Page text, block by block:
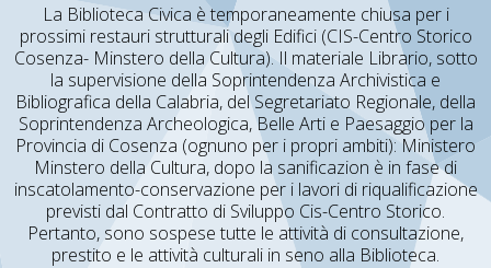
La Biblioteca Civica è temporaneamente chiusa per i
prossimi restauri strutturali degli Edifici (CIS-Centro Storico
Cosenza- Minstero della Cultura). Il materiale Librario, sotto
la supervisione della Soprintendenza Archivistica e
Bibliografica della Calabria, del Segretariato Regionale, della
Soprintendenza Archeologica, Belle Arti e Paesaggio per la
Provincia di Cosenza (ognuno per i propri ambiti): Ministero
Minstero della Cultura, dopo la sanificazion è in fase di
inscatolamento-conservazione per i lavori di riqualificazione
previsti dal Contratto di Sviluppo Cis-Centro Storico.
Pertanto, sono sospese tutte le attività di consultazione,
prestito e le attività culturali in seno alla Biblioteca.